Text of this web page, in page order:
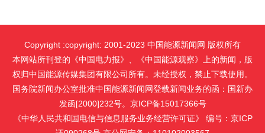
Copyright :copyright: 2001-2023 中国能源新闻网 版权所有
本网站所刊登的《中国电力报》、《中国能源观察》上的新闻，版
权归中国能源传媒集团有限公司所有。未经授权，禁止下载使用。
国务院新闻办公室批准中国能源新闻网登载新闻业务的函：国新办
发函[2000]232号。京ICP备15017366号
《中华人民共和国电信与信息服务业务经营许可证》 编号：京ICP